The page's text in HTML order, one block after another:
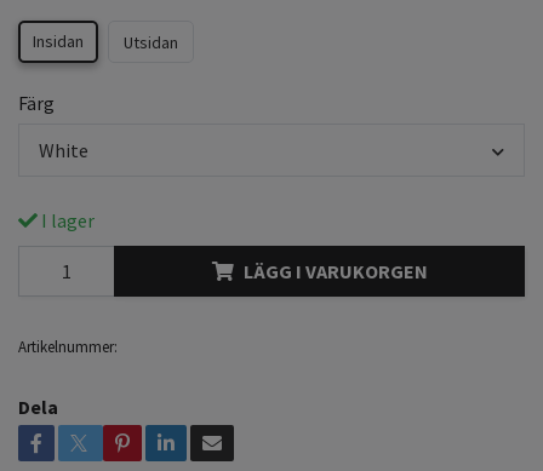
Insidan Utsidan
Färg
White
I lager
LÄGG I VARUKORGEN
Artikelnummer:
Dela